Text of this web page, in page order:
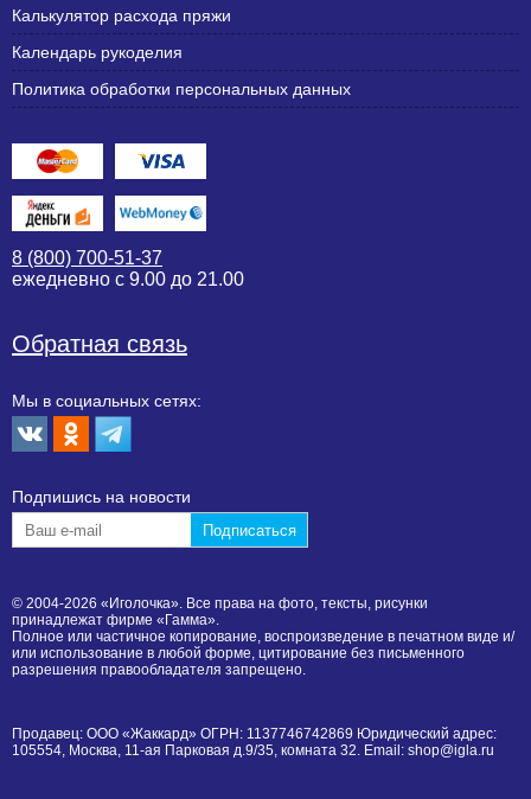
Калькулятор расхода пряжи
Календарь рукоделия
Политика обработки персональных данных
8 (800) 700-51-37
ежедневно с 9.00 до 21.00
Обратная связь
Мы в социальных сетях:
Подпишиcь на новости
© 2004-2026 «Иголочка». Все права на фото, тексты, рисунки
принадлежат фирме «Гамма».
Полное или частичное копирование, воспроизведение в печатном виде и/
или использование в любой форме, цитирование без письменного
разрешения правообладателя запрещено.
Продавец: ООО «Жаккард» ОГРН: 1137746742869 Юридический адрес:
105554, Москва, 11-ая Парковая д.9/35, комната 32. Email: shop@igla.ru